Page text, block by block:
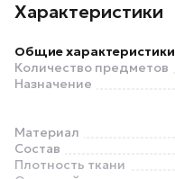
Характеристики
Общие характеристики
Количество предметов
Назначение
Материал
Состав
Плотность ткани